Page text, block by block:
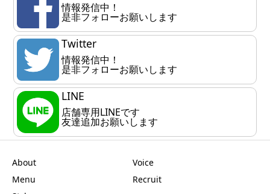
情報発信中！
是非フォローお願いします
Twitter
情報発信中！
是非フォローお願いします
LINE
店舗専用LINEです
友達追加お願いします
About
Menu
Voice
Recruit